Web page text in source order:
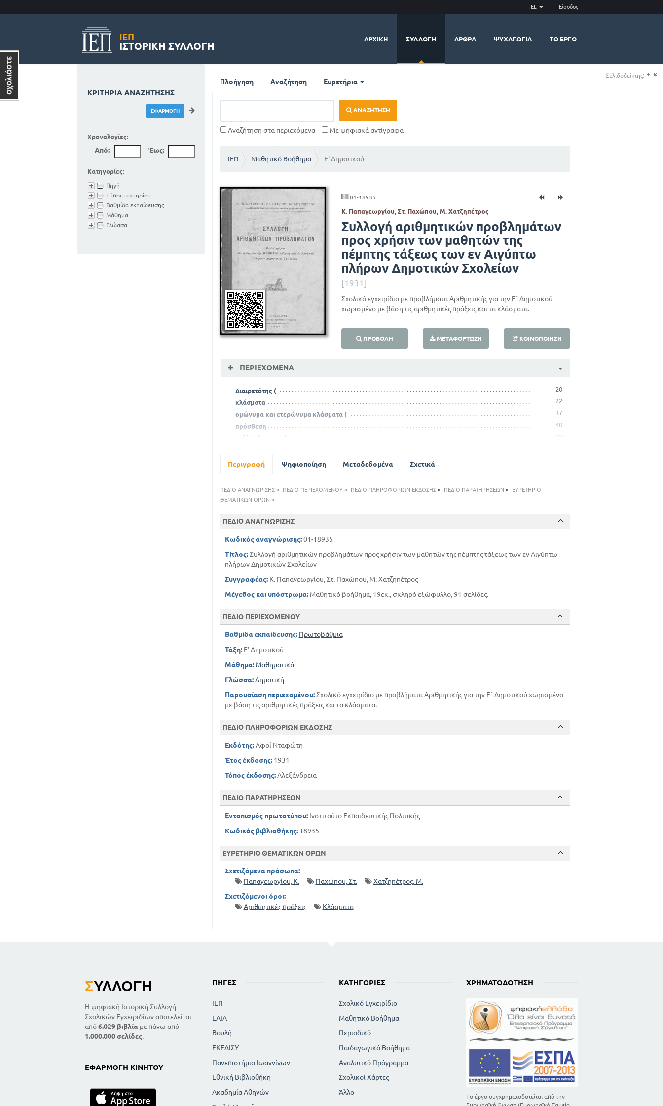
EL Είσοδος
ΙΕΠ
ΙΣΤΟΡΙΚΉ ΣΥΛΛΟΓΉ
ΑΡΧΙΚΉ ΣΥΛΛΟΓΉ ΆΡΘΡΑ ΨΥΧΑΓΩΓΊΑ ΤΟ ΈΡΓΟ
Πλοήγηση Αναζήτηση Ευρετήρια
ΑΝΑΖΉΤΗΣΗ
Αναζήτηση στα περιεχόμενα Με ψηφιακά αντίγραφα
ΙΕΠ Μαθητικό Βοήθημα Ε' Δημοτικού
01-18935
Κ. Παπαγεωργίου, Στ. Παχώπου, Μ. Χατζηπέτρος
Συλλογή αριθμητικών προβλημάτων
προς χρήσιν των μαθητών της
πέμπτης τάξεως των εν Αιγύπτω
πλήρων Δημοτικών Σχολείων
[1931]
Σχολικό εγχειρίδιο με προβλήματα Αριθμητικής για την Ε΄ Δημοτικού
χωρισμένο με βάση τις αριθμητικές πράξεις και τα κλάσματα.
ΠΡΟΒΟΛΉ ΜΕΤΑΦΌΡΤΩΣΗ ΚΟΙΝΟΠΟΊΗΣΗ
ΠΕΡΙΕΧΌΜΕΝΑ
Διαιρετότης (
20
κλάσματα
22
ομώνυμα και ετερώνυμα κλάσματα (
37
πρόσθεση
40
πολλαπλασιασμός
48
αναγωγή στη μονάδα
Περιγραφή Ψηφιοποίηση Μεταδεδομένα Σχετικά
ΠΕΔΙΟ ΑΝΑΓΝΩΡΙΣΗΣ» ΠΕΔΙΟ ΠΕΡΙΕΧΟΜΕΝΟΥ» ΠΕΔΙΟ ΠΛΗΡΟΦΟΡΙΩΝ ΕΚΔΟΣΗΣ» ΠΕΔΙΟ ΠΑΡΑΤΗΡΗΣΕΩΝ »
ΕΥΡΕΤΗΡΙΟ
ΘΕΜΑΤΙΚΩΝ ΟΡΩΝ »
ΠΕΔΙΟ ΑΝΑΓΝΩΡΙΣΗΣ
Κωδικός αναγνώρισης:01-18935
Τίτλος:Συλλογή αριθμητικών προβλημάτων προς χρήσιν των μαθητών της πέμπτης τάξεως των εν Αιγύπτω
πλήρων Δημοτικών Σχολείων
Συγγραφέας:Κ. Παπαγεωργίου, Στ. Παχώπου, Μ. Χατζηπέτρος
Μέγεθος και υπόστρωμα:Μαθητικό βοήθημα, 19εκ., σκληρό εξώφυλλο, 91 σελίδες.
ΠΕΔΙΟ ΠΕΡΙΕΧΟΜΕΝΟΥ
Βαθμίδα εκπαίδευσης: Πρωτοβάθμια
Τάξη:Ε' Δημοτικού
Μάθημα: Μαθηματικά
Γλώσσα: Δημοτική
Παρουσίαση περιεχομένου:Σχολικό εγχειρίδιο με προβλήματα Αριθμητικής για την Ε΄ Δημοτικού χωρισμένο
με βάση τις αριθμητικές πράξεις και τα κλάσματα.
ΠΕΔΙΟ ΠΛΗΡΟΦΟΡΙΩΝ ΕΚΔΟΣΗΣ
Εκδότης:Αφοί Νταφώτη
Έτος έκδοσης:1931
Τόπος έκδοσης:Αλεξάνδρεια
ΠΕΔΙΟ ΠΑΡΑΤΗΡΗΣΕΩΝ
Εντοπισμός πρωτοτύπου:Ινστιτούτο Εκπαιδευτικής Πολιτικής
Κωδικός βιβλιοθήκης:18935
ΕΥΡΕΤΗΡΙΟ ΘΕΜΑΤΙΚΩΝ ΟΡΩΝ
Σχετιζόμενα πρόσωπα:
Παπαγεωργίου, Κ.
Παχώπου, Στ.
Χατζηπέτρος, Μ.
Σχετιζόμενοι όροι:
Αριθμητικές πράξεις
Κλάσματα
ΚΡΙΤΉΡΙΑ ΑΝΑΖΉΤΗΣΗΣ
Χρονολογίες:
Από: Έως:
Κατηγορίες:
Πηγή
Τύπος τεκμηρίου
Βαθμίδα εκπαίδευσης
Μάθημα
Γλώσσα
ΣΥΛΛΟΓΉ
Η ψηφιακή Ιστορική Συλλογή
Σχολικών Εγχειριδίων αποτελείται
από6.029 βιβλία με πάνω από
1.000.000 σελίδες.
ΕΦΑΡΜΟΓΉ ΚΙΝΗΤΟΎ
ΠΗΓΈΣ
ΙΕΠ
ΕΛΙΑ
Βουλή
ΕΚΕΔΙΣΥ
Πανεπιστήμιο Ιωαννίνων
Εθνική Βιβλιοθήκη
Ακαδημία Αθηνών
ΚΑΤΗΓΟΡΊΕΣ
Σχολικό Εγχειρίδιο
Μαθητικό Βοήθημα
Περιοδικό
Παιδαγωγικό Βοήθημα
Αναλυτικό Πρόγραμμα
Σχολικοί Χάρτες
Άλλο
ΧΡΗΜΑΤΟΔΌΤΗΣΗ
Το έργο συγχρηματοδοτείται από την
Σελιδοδείκτης: